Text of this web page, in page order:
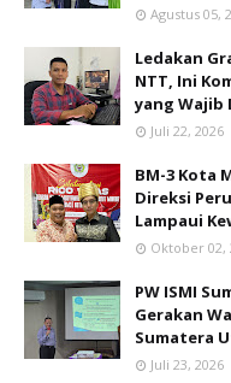
Agustus 05,
Ledakan
NTT, Ini
yang Wajib
Juli 22, 2026
BM-3 Kota
Direksi
Lampaui
Oktober 02,
PW ISMI
Gerakan
Sumatera
Juli 23, 2026